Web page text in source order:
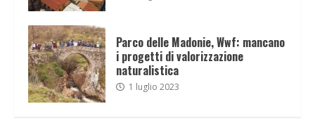
Parco delle Madonie, Wwf: mancano
i progetti di valorizzazione
naturalistica
1 luglio 2023